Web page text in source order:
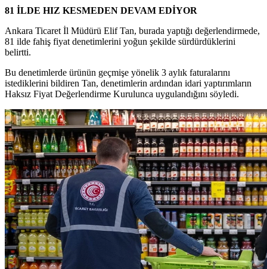
81 İLDE HIZ KESMEDEN DEVAM EDİYOR
Ankara Ticaret İl Müdürü Elif Tan, burada yaptığı değerlendirmede,
81 ilde fahiş fiyat denetimlerini yoğun şekilde sürdürdüklerini
belirtti.
Bu denetimlerde ürünün geçmişe yönelik 3 aylık faturalarını
istediklerini bildiren Tan, denetimlerin ardından idari yaptırımların
Haksız Fiyat Değerlendirme Kurulunca uygulandığını söyledi.